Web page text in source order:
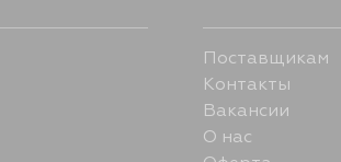
Поставщикам
Контакты
Вакансии
О нас